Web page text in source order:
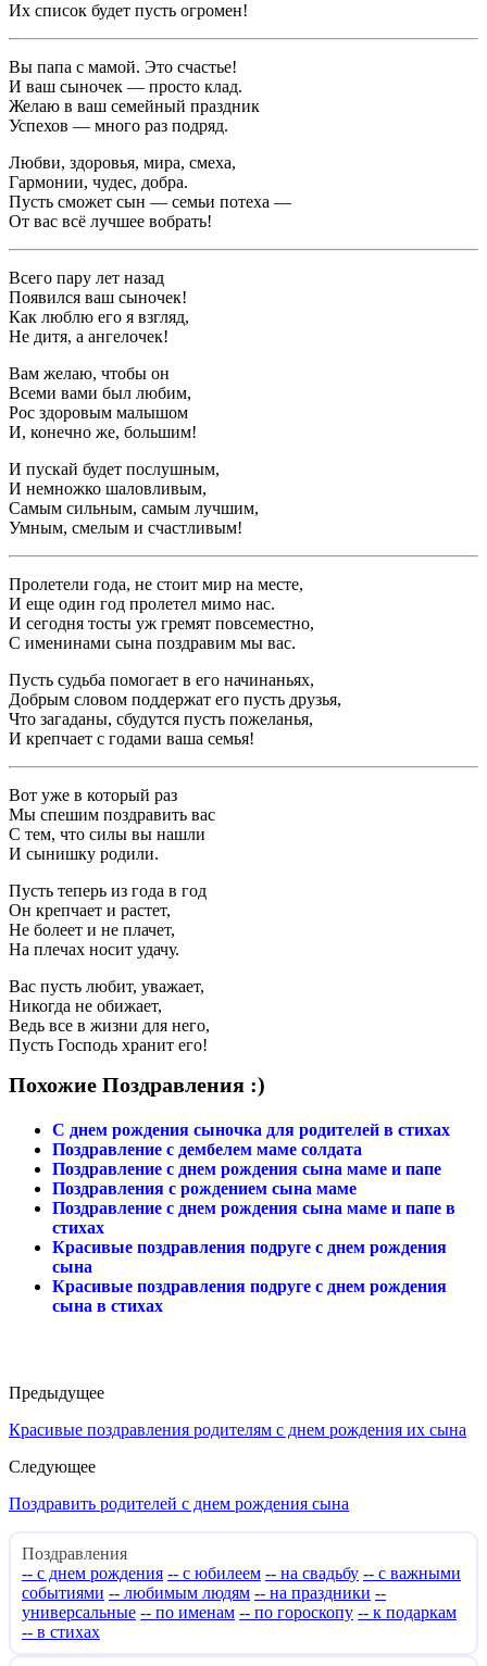
Их список будет пусть огромен!
Вы папа с мамой. Это счастье!
И ваш сыночек — просто клад.
Желаю в ваш семейный праздник
Успехов — много раз подряд.
Любви, здоровья, мира, смеха,
Гармонии, чудес, добра.
Пусть сможет сын — семьи потеха —
От вас всё лучшее вобрать!
Всего пару лет назад
Появился ваш сыночек!
Как люблю его я взгляд,
Не дитя, а ангелочек!
Вам желаю, чтобы он
Всеми вами был любим,
Рос здоровым малышом
И, конечно же, большим!
И пускай будет послушным,
И немножко шаловливым,
Самым сильным, самым лучшим,
Умным, смелым и счастливым!
Пролетели года, не стоит мир на месте,
И еще один год пролетел мимо нас.
И сегодня тосты уж гремят повсеместно,
С именинами сына поздравим мы вас.
Пусть судьба помогает в его начинаньях,
Добрым словом поддержат его пусть друзья,
Что загаданы, сбудутся пусть пожеланья,
И крепчает с годами ваша семья!
Вот уже в который раз
Мы спешим поздравить вас
С тем, что силы вы нашли
И сынишку родили.
Пусть теперь из года в год
Он крепчает и растет,
Не болеет и не плачет,
На плечах носит удачу.
Вас пусть любит, уважает,
Никогда не обижает,
Ведь все в жизни для него,
Пусть Господь хранит его!
Похожие Поздравления :)
С днем рождения сыночка для родителей в стихах
Поздравление с дембелем маме солдата
Поздравление с днем рождения сына маме и папе
Поздравления с рождением сына маме
Поздравление с днем рождения сына маме и папе в
стихах
Красивые поздравления подруге с днем рождения
сына
Красивые поздравления подруге с днем рождения
сына в стихах
Предыдущее
Красивые поздравления родителям с днем рождения их сына
Следующее
Поздравить родителей с днем рождения сына
Поздравления
-- с днем рождения -- с юбилеем -- на свадьбу -- с важными
событиями -- любимым людям -- на праздники --
универсальные -- по именам -- по гороскопу -- к подаркам
-- в стихах